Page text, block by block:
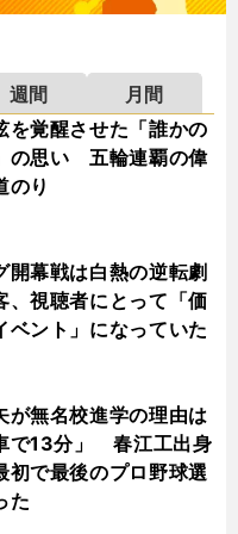
週間
月間
を覚醒させた「誰かの
の思い 五輪連覇の偉
のり
開幕戦は白熱の逆転劇
、視聴者にとって「価
ベント」になっていた
が無名校進学の理由は
で13分」 春江工出身
初で最後のプロ野球選
た